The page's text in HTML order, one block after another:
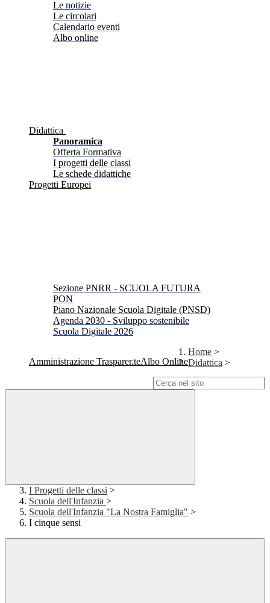
Le notizie
Le circolari
Calendario eventi
Albo online
Didattica
Panoramica
Offerta Formativa
I progetti delle classi
Le schede didattiche
Progetti Europei
Sezione PNRR - SCUOLA FUTURA
PON
Piano Nazionale Scuola Digitale (PNSD)
Agenda 2030 - Sviluppo sostenibile
Scuola Digitale 2026
Amministrazione TrasparenteAlbo Online
Home >
Didattica >
I Progetti delle classi >
Scuola dell'Infanzia >
Scuola dell'Infanzia "La Nostra Famiglia" >
I cinque sensi